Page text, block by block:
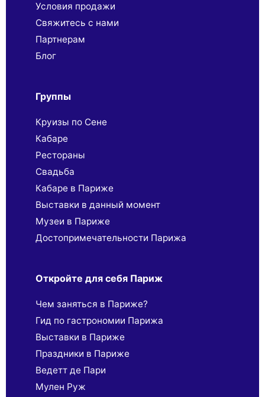
Условия продажи
Свяжитесь с нами
Партнерaм
Блог
Группы
Круизы по Сене
Кабаре
Рестораны
Свадьба
Кабаре в Париже
Выставки в данный момент
Музеи в Париже
Достопримечательности Парижа
Откройте для себя Париж
Чем заняться в Париже?
Гид по гастрономии Парижа
Выставки в Париже
Праздники в Париже
Ведетт де Пари
Мулен Руж